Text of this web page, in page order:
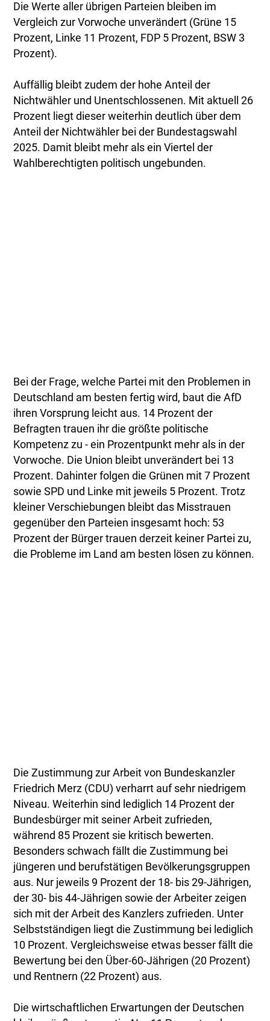
Die Werte aller übrigen Parteien bleiben im
Vergleich zur Vorwoche unverändert (Grüne 15
Prozent, Linke 11 Prozent, FDP 5 Prozent, BSW 3
Prozent).
Auffällig bleibt zudem der hohe Anteil der
Nichtwähler und Unentschlossenen. Mit aktuell 26
Prozent liegt dieser weiterhin deutlich über dem
Anteil der Nichtwähler bei der Bundestagswahl
2025. Damit bleibt mehr als ein Viertel der
Wahlberechtigten politisch ungebunden.
Bei der Frage, welche Partei mit den Problemen in
Deutschland am besten fertig wird, baut die AfD
ihren Vorsprung leicht aus. 14 Prozent der
Befragten trauen ihr die größte politische
Kompetenz zu - ein Prozentpunkt mehr als in der
Vorwoche. Die Union bleibt unverändert bei 13
Prozent. Dahinter folgen die Grünen mit 7 Prozent
sowie SPD und Linke mit jeweils 5 Prozent. Trotz
kleiner Verschiebungen bleibt das Misstrauen
gegenüber den Parteien insgesamt hoch: 53
Prozent der Bürger trauen derzeit keiner Partei zu,
die Probleme im Land am besten lösen zu können.
Die Zustimmung zur Arbeit von Bundeskanzler
Friedrich Merz (CDU) verharrt auf sehr niedrigem
Niveau. Weiterhin sind lediglich 14 Prozent der
Bundesbürger mit seiner Arbeit zufrieden,
während 85 Prozent sie kritisch bewerten.
Besonders schwach fällt die Zustimmung bei
jüngeren und berufstätigen Bevölkerungsgruppen
aus. Nur jeweils 9 Prozent der 18- bis 29-Jährigen,
der 30- bis 44-Jährigen sowie der Arbeiter zeigen
sich mit der Arbeit des Kanzlers zufrieden. Unter
Selbstständigen liegt die Zustimmung bei lediglich
10 Prozent. Vergleichsweise etwas besser fällt die
Bewertung bei den Über-60-Jährigen (20 Prozent)
und Rentnern (22 Prozent) aus.
Die wirtschaftlichen Erwartungen der Deutschen